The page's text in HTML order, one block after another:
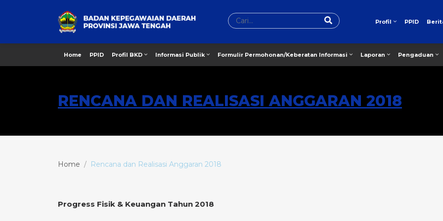
Profil PPID
Home PPID Profil BKD Informasi Publik Formulir Permohonan/Keberatan Informasi Laporan Pengaduan
RENCANA DAN REALISASI ANGGARAN 2018
Home Rencana dan Realisasi Anggaran 2018
Progress Fisik & Keuangan Tahun 2018